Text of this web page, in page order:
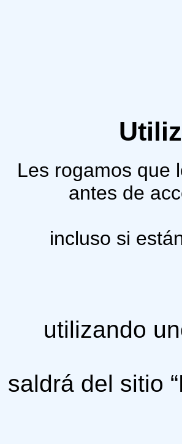
Les rogamos que
antes de
incluso si
utilizando
saldrá del sitio